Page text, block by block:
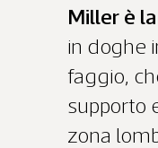
Miller è
in doghe
faggio,
supporto
zona